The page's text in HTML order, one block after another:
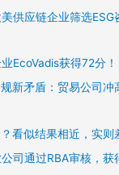
供应链企业筛选
EcoVadis获得72分！
新矛盾：贸易公司
看似结果相近，实则
司通过RBA审核，获